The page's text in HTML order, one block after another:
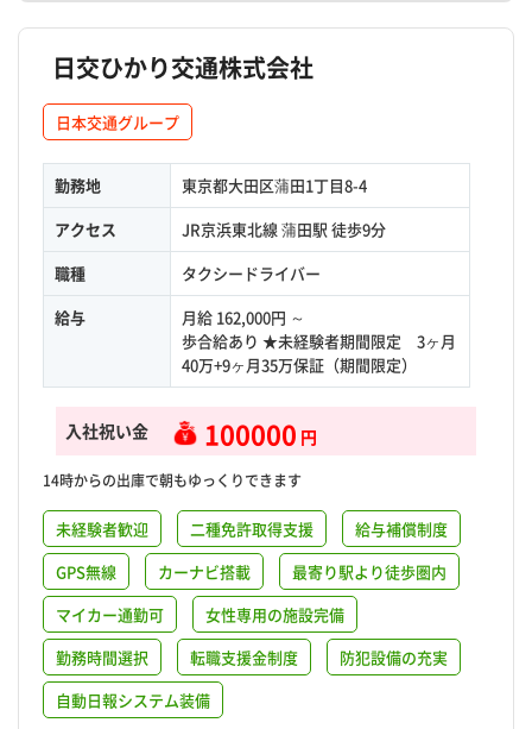
日交ひかり交通株式会社
日本交通グループ
勤務地
東京都大田区蒲田1丁目8-4
アクセス
JR京浜東北線 蒲田駅 徒歩9分
職種
タクシードライバー
給与
月給 162,000円 ～
歩合給あり ★未経験者期間限定 3ヶ月
40万+9ヶ月35万保証（期間限定）
入社祝い金 100000 円
14時からの出庫で朝もゆっくりできます
未経験者歓迎 二種免許取得支援
給与補償制度
GPS無線
カーナビ搭載
最寄り駅より徒歩圏内
マイカー通勤可
女性専用の施設完備
勤務時間選択
転職支援金制度
防犯設備の充実
自動日報システム装備